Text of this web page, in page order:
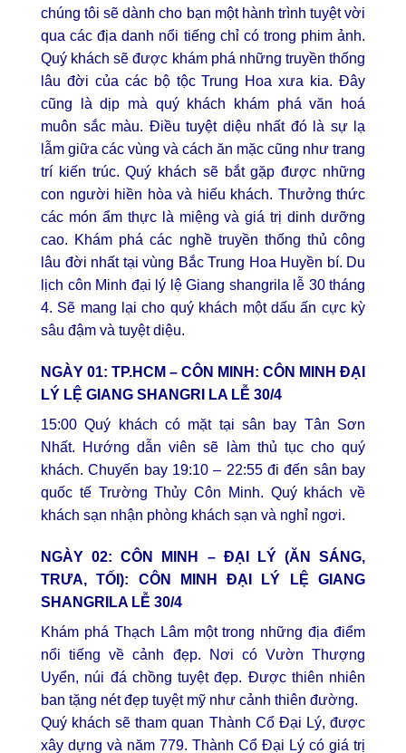
chúng tôi sẽ dành cho bạn một hành trình tuyệt vời
qua các địa danh nổi tiếng chỉ có trong phim ảnh.
Quý khách sẽ được khám phá những truyền thống
lâu đời của các bộ tộcTrung Hoa xưa kia. Đây
cũng là dịp mà quý khách khám phá văn hoá
muôn sắc màu. Điều tuyệt diệu nhất đó là sự lạ
lẫm giữa các vùng và cách ăn mặc cũng như trang
trí kiến trúc. Quý khách sẽ bắt gặp được những
con người hiền hòa và hiếu khách. Thưởng thức
các món ẩm thực là miệng và giá trị dinh dưỡng
cao. Khám phá các nghề truyền thống thủ công
lâu đời nhất tại vùng Bắc Trung Hoa Huyền bí. Du
lịch côn Minh đại lý lệ Giang shangrila lễ 30 tháng
4. Sẽ mang lại cho quý khách một dấu ấn cực kỳ
sâu đậm và tuyệt diệu.
NGÀY 01: TP.HCM – CÔN MINH: CÔN MINH ĐẠI
LÝ LỆ GIANG SHANGRI LA LỄ 30/4
15:00 Quý khách có mặt tại sân bay Tân Sơn
Nhất. Hướng dẫn viên sẽ làm thủ tục cho quý
khách. Chuyến bay 19:10 – 22:55 đi đến sân bay
quốc tế Trường Thủy Côn Minh. Quý khách về
khách sạn nhận phòng khách sạn và nghỉ ngơi.
NGÀY 02: CÔN MINH – ĐẠI LÝ (ĂN SÁNG,
TRƯA, TỐI): CÔN MINH ĐẠI LÝ LỆ GIANG
SHANGRILA LỄ 30/4
Khám phá Thạch Lâm một trong những địa điểm
nổi tiếng về cảnh đẹp. Nơi có Vườn Thượng
Uyển, núi đá chồng tuyệt đẹp. Được thiên nhiên
ban tặng nét đẹp tuyệt mỹ như cảnh thiên đường.
Quý khách sẽ tham quan Thành Cổ Đại Lý, được
xây dựng và năm 779. Thành Cổ Đại Lý có giá trị